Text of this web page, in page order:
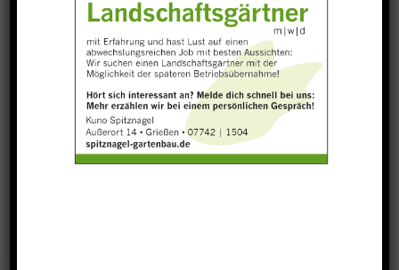
Die durch die Seitenbetreiber erstellten
Inhalte und Werke auf diesen Seiten
unterliegen dem deutschen Urheberrecht.
Die Vervielfältigung, Bearbeitung,
Verbreitung und jede Art der Verwertung
außerhalb der Grenzen des Urheberrechtes